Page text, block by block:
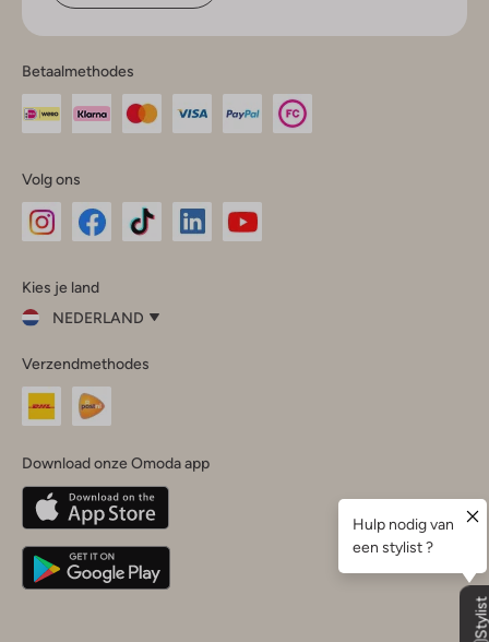
Betaalmethodes
Volg ons
InstagramFacebook
Kies je land
NEDERLAND
je
land
Nederland
Belgique(Français)
Deutschland
Verzendmethodes
Download onze Omoda app